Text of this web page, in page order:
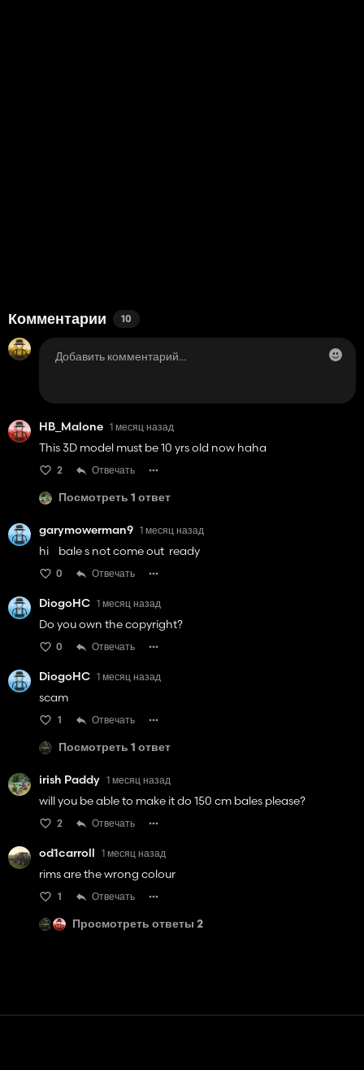
Комментарии 10
HB_Malone 1 месяц назад
This 3D model must be 10 yrs old now haha
2 Отвечать
Посмотреть 1 ответ
garymowerman9 1 месяц назад
hi bale s not come out ready
0 Отвечать
DiogoHC 1 месяц назад
Do you own the copyright?
0 Отвечать
DiogoHC 1 месяц назад
scam
1 Отвечать
Посмотреть 1 ответ
irish Paddy 1 месяц назад
will you be able to make it do 150 cm bales please?
2 Отвечать
od1carroll 1 месяц назад
rims are the wrong colour
1 Отвечать
Просмотреть ответы 2